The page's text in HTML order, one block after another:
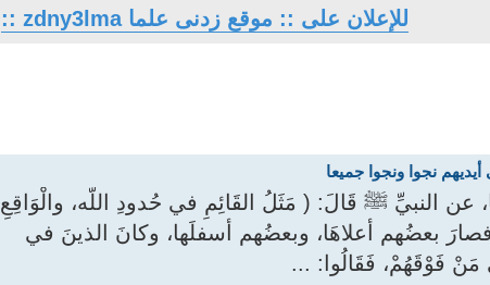
للإعلان على :: موقع زدنى علما zdny3lma ::
نجوا ونجوا جميعا
عن النبيِّ ﷺ قَالَ: ( مَثَلُ القَائِمِ في حُدودِ اللَّه، والْوَاقِعِ
بعضُهم أعلاهَا، وبعضُهم أسفلَها، وكانَ الذينَ في
مَنْ فَوْقَهُمْ، فَقَالُوا: ...